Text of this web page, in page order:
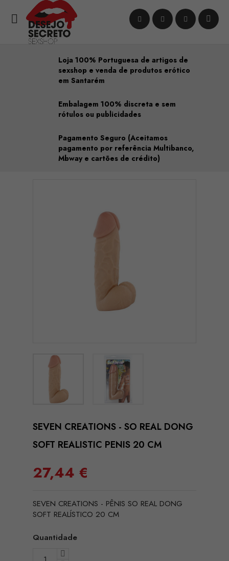

Loja 100% Portuguesa de artigos de
sexshop e venda de produtos erótico
em Santarém
Embalagem 100% discreta e sem
rótulos ou publicidades
Pagamento Seguro (Aceitamos
pagamento por referência Multibanco,
Mbway e cartões de crédito)
SEVEN CREATIONS - SO REAL DONG
SOFT REALISTIC PENIS 20 CM
27,44 €
SEVEN CREATIONS - PÊNIS SO REAL DONG
SOFT REALÍSTICO 20 CM
Quantidade